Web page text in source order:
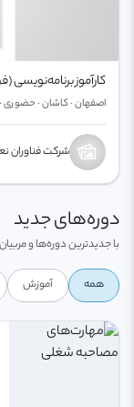
کارآموز برنامه‌نویسی
اصفهان · کاشان · حضوری
شرکت فناوران
دوره‌های جدید
با جدیدترین دوره‌ها و
همه آموزش